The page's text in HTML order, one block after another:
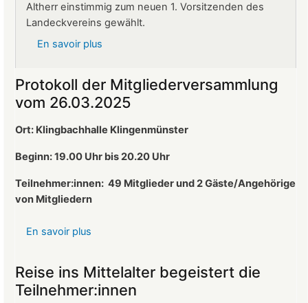
Altherr einstimmig zum neuen 1. Vorsitzenden des
Landeckvereins gewählt.
En savoir plus
Altherr
ist
neuer
Vorsitzender
des
Protokoll der Mitgliederversammlung
vom 26.03.2025
Ort: Klingbachhalle Klingenmünster
Beginn: 19.00 Uhr bis 20.20 Uhr
Teilnehmer:innen: 49 Mitglieder und 2 Gäste/Angehörige
von Mitgliedern
En savoir plus
der
Mitgliederversammlung
vom
Reise ins Mittelalter begeistert die
Teilnehmer:innen